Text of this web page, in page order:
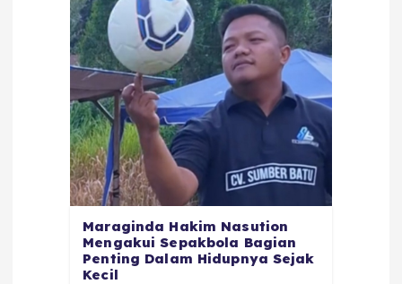
Maraginda Hakim Nasution
Mengakui Sepakbola Bagian
Penting Dalam Hidupnya Sejak
Kecil